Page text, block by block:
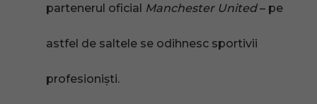
partenerul oficial Manchester United– pe
astfel de saltele se odihnesc sportivii
profesioniști.